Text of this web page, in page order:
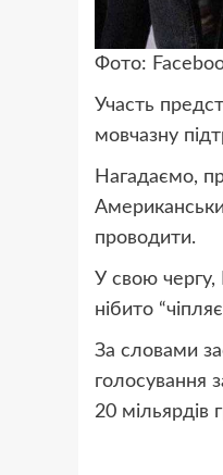
Фото:
Участь
мовчазну
Нагадаємо,
проводити.
У свою чергу,
нібито
За словами
голосування
20 мільярдів